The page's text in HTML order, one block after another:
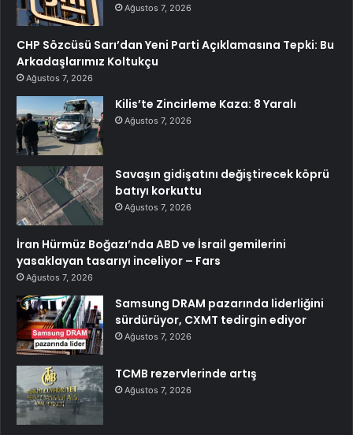
Ağustos 7, 2026
CHP Sözcüsü Sarı’dan Yeni Parti Açıklamasına Tepki: Bu
Arkadaşlarımız Koltukçu
Ağustos 7, 2026
Kilis’te Zincirleme Kaza: 8 Yaralı
Ağustos 7, 2026
Savaşın gidişatını değiştirecek köprü
batıyı korkuttu
Ağustos 7, 2026
İran Hürmüz Boğazı’nda ABD ve İsrail gemilerini
yasaklayan tasarıyı inceliyor – Fars
Ağustos 7, 2026
Samsung DRAM pazarında liderliğini
sürdürüyor, CXMT tedirgin ediyor
Ağustos 7, 2026
TCMB rezervlerinde artış
Ağustos 7, 2026